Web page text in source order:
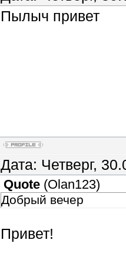
Пылыч привет
Дата: Четверг,
Quote (Olan123)
Добрый вечер
Привет!